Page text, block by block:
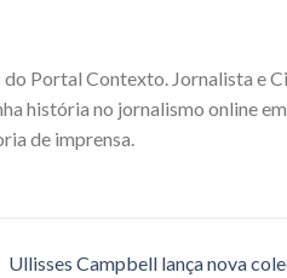
Portal Contexto. Jornalista e
história no jornalismo online
de imprensa.
Ullisses Campbell lança nova